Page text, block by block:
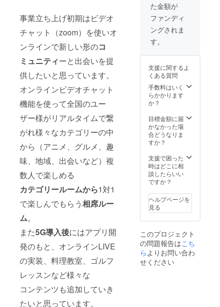
事業立ち上げ初期はビデオ
チャット（zoom）を使いオ
ンラインで新しい形のコ
ミュニティーと出会いを提
供したいと思っています。
オンラインビデオチャット
機能を使って全国のユー
ザー様がリアルタイムで繋
がれ様々なカテゴリーの中
から（アニメ、グルメ、趣
味、地域、出会いなど）複
数人で楽しめる
カテゴリールームから1対1
で楽しんでもらう相席ルー
ム。
また5G導入後にはアプリ開
発のもと、オンラインLIVE
の実装、料理教室、ゴルフ
レッスンなど様々な
コンテンツも追加していき
たいと思っています。
た金額が
ファンディ
ングされま
す。
支援に関するよ
くある質問
手数料はいく
らかかります
か？
目標金額に届
かなかった場
合どうなりま
すか？
支援で困った
時はどこに相
談したらいい
ですか？
ヘルプページを
見る
このプロジェクト
の問題報告はこち
らよりお問い合わ
せください